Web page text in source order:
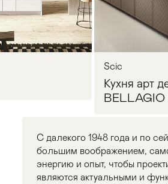
Scic
Кухня арт
BELLAGIO
С далекого 1948 года и по
большим воображением,
энергию и опыт, чтобы
являются актуальными и